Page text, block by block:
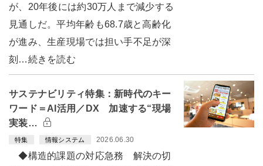
が、20年後には約30万人まで減少する
見通しだ。平均年齢も68.7歳と高齢化
が進み、生産現場では担い手不足が深
刻…続きを読む
サステナビリティ特集：新時代のキー
ワード＝AI活用／DX 加速する“現場
実装…
特集 情報システム 2026.06.30
◆構造的課題の対応急務 解決の切